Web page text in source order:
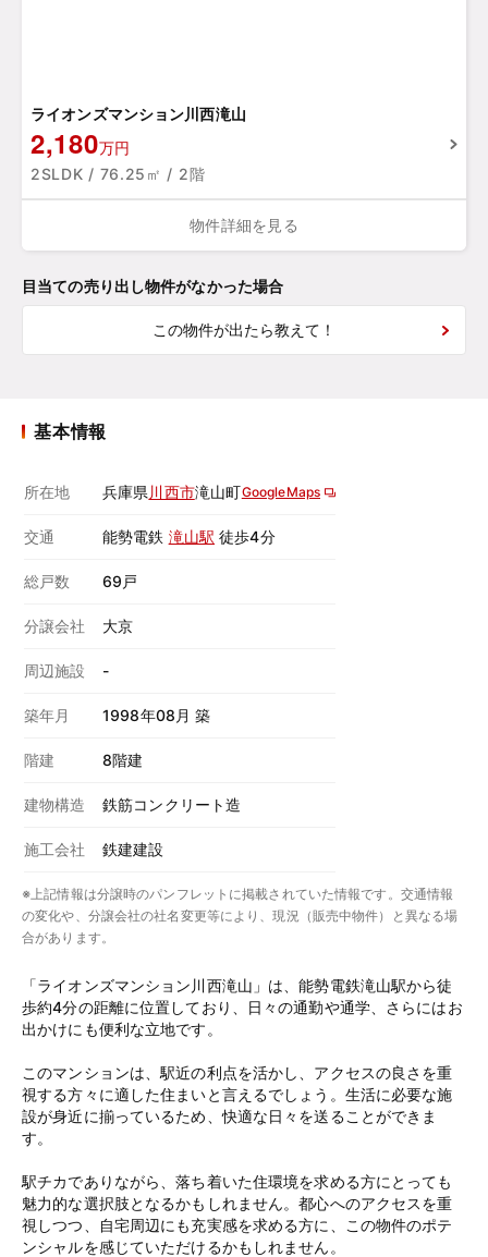
ライオンズマンション川西滝山
2,180万円
2SLDK / 76.25㎡ / 2階
物件詳細を見る
目当ての売り出し物件がなかった場合
この物件が出たら教えて！
基本情報
所在地 兵庫県 川西市滝山町GoogleMaps
交通 能勢電鉄 滝山駅 徒歩4分
総戸数 69戸
分譲会社 大京
周辺施設 -
築年月 1998年08月 築
階建 8階建
建物構造 鉄筋コンクリート造
施工会社 鉄建建設
※上記情報は分譲時のパンフレットに掲載されていた情報です。交通情報
の変化や、分譲会社の社名変更等により、現況（販売中物件）と異なる場
合があります。
「ライオンズマンション川西滝山」は、能勢電鉄滝山駅から徒
歩約4分の距離に位置しており、日々の通勤や通学、さらにはお
出かけにも便利な立地です。
このマンションは、駅近の利点を活かし、アクセスの良さを重
視する方々に適した住まいと言えるでしょう。生活に必要な施
設が身近に揃っているため、快適な日々を送ることができま
す。
駅チカでありながら、落ち着いた住環境を求める方にとっても
魅力的な選択肢となるかもしれません。都心へのアクセスを重
視しつつ、自宅周辺にも充実感を求める方に、この物件のポテ
ンシャルを感じていただけるかもしれません。